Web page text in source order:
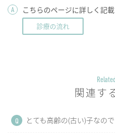
A こちらのページに詳しく記載
診療の流れ
関連す
Q とても高齢の(古い)子なの